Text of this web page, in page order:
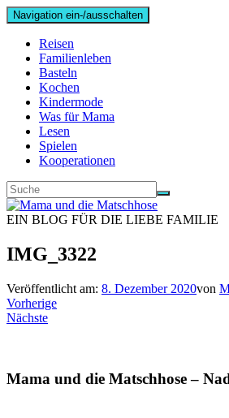
Navigation ein-/ausschalten
Reisen
Familienleben
Basteln
Kochen
Kindermode
Was für Mama
Lesen
Spielen
Kooperationen
EIN BLOG FÜR DIE LIEBE FAMILIE
IMG_3322
Veröffentlicht am: 8. Dezember 2020von
Vorherige
Nächste
Mama und die Matschhose –